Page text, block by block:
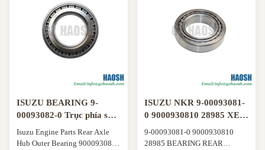
Non-Human Damage 4,Product
Advantages We ...
8972582391 Shipment By Sea/
Air/ Express ...
ISUZU BEARING 9-
00093082-0 Trục phía sau
Trục ngoài 9000930820
ISUZU 600P NKR
Isuzu Engine Parts Rear Axle
Hub Outer Bearing 9000930820
ISUZU NKR 9-00093081-
0 9000930810 28985 XE
ĐIẾN ĐIẾN ISUZU 600P
NKR
9-00093081-0 9000930810
28985 BEARING REAR